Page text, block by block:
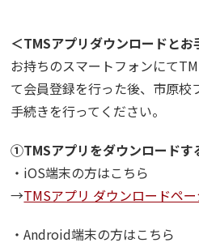
＜TMSアプリダウンロードとお
お持ちのスマートフォンにて
て会員登録を行った後、市原校
手続きを行ってください。
①TMSアプリをダウンロードす
・iOS端末の方はこちら
→TMSアプリ ダウンロードペ
・Android端末の方はこちら